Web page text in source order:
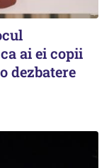
ai ei copii
dezbatere